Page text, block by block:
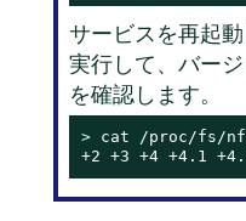
サービスを再起
実行して、バー
を確認します。
> cat /proc/fs/
+2 +3 +4 +4.1